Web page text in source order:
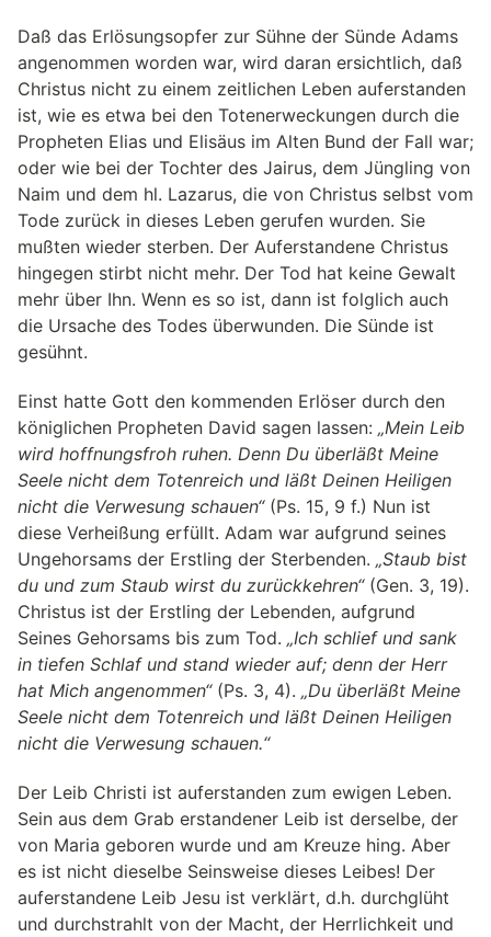
Daß das Erlösungsopfer zur Sühne der Sünde Adams
angenommen worden war, wird daran ersichtlich, daß
Christus nicht zu einem zeitlichen Leben auferstanden
ist, wie es etwa bei den Totenerweckungen durch die
Propheten Elias und Elisäus im Alten Bund der Fall war;
oder wie bei der Tochter des Jairus, dem Jüngling von
Naim und dem hl. Lazarus, die von Christus selbst vom
Tode zurück in dieses Leben gerufen wurden. Sie
mußten wieder sterben. Der Auferstandene Christus
hingegen stirbt nicht mehr. Der Tod hat keine Gewalt
mehr über Ihn. Wenn es so ist, dann ist folglich auch
die Ursache des Todes überwunden. Die Sünde ist
gesühnt.
Einst hatte Gott den kommenden Erlöser durch den
königlichen Propheten David sagen lassen: „Mein Leib
wird hoffnungsfroh ruhen. Denn Du überläßt Meine
Seele nicht dem Totenreich und läßt Deinen Heiligen
nicht die Verwesung schauen“(Ps. 15, 9 f.) Nun ist
diese Verheißung erfüllt. Adam war aufgrund seines
Ungehorsams der Erstling der Sterbenden. „Staub bist
du und zum Staub wirst du zurückkehren“(Gen. 3, 19).
Christus ist der Erstling der Lebenden, aufgrund
Seines Gehorsams bis zum Tod. „Ich schlief und sank
in tiefen Schlaf und stand wieder auf; denn der Herr
hat Mich angenommen“(Ps. 3, 4). „Du überläßt Meine
Seele nicht dem Totenreich und läßt Deinen Heiligen
nicht die Verwesung schauen.“
Der Leib Christi ist auferstanden zum ewigen Leben.
Sein aus dem Grab erstandener Leib ist derselbe, der
von Maria geboren wurde und am Kreuze hing. Aber
es ist nicht dieselbe Seinsweise dieses Leibes! Der
auferstandene Leib Jesu ist verklärt, d.h. durchglüht
und durchstrahlt von der Macht, der Herrlichkeit und